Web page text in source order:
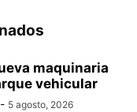
maquinaria
vehicular
- 5 agosto, 2026